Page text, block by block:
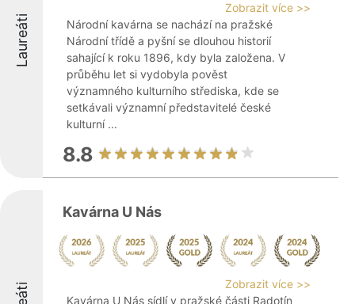
Laureáti
Zobrazit více >>
Národní kavárna se nachází na pražské
Národní třídě a pyšní se dlouhou historií
sahající k roku 1896, kdy byla založena. V
průběhu let si vydobyla pověst
významného kulturního střediska, kde se
setkávali významní představitelé české
kulturní ...
8.8
Kavárna U Nás
Zobrazit více >>
Kavárna U Nás sídlí v pražské části Radotín